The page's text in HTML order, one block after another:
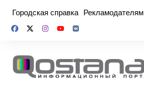
содержимому
Городская справка Рекламодателям